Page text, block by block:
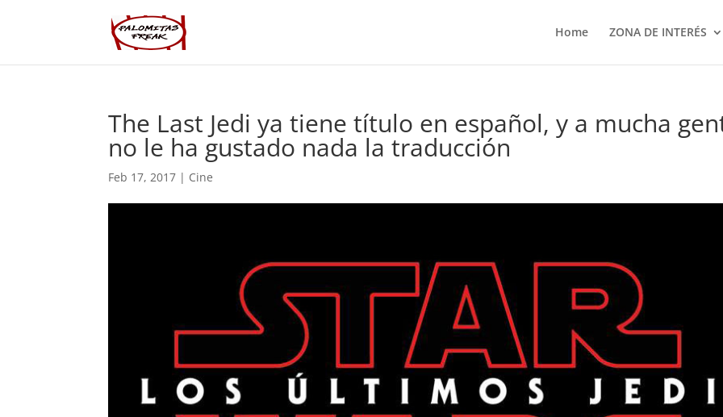
Home ZONA DE INTERÉS
The Last Jedi ya tiene título en español, y a mucha
no le ha gustado nada la traducción
Feb 17, 2017 | Cine